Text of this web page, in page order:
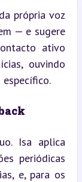
própria voz
— e sugere
ativo
ouvindo
Isa aplica
periódicas
e, para os